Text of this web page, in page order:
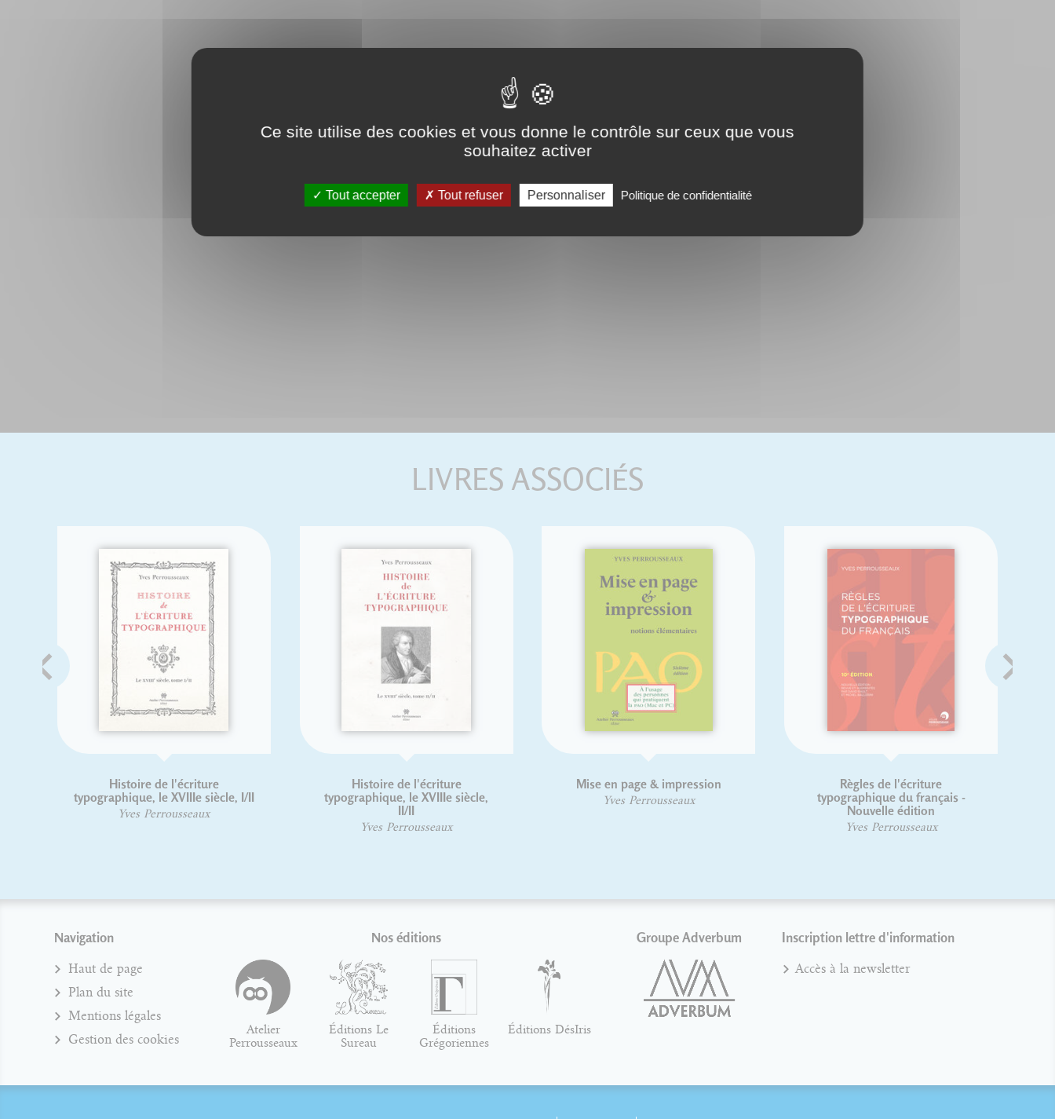
LIVRES ASSOCIÉS
Histoire de l'écriture
typographique, le XVIIIe siècle, I/II
Yves Perrousseaux
Histoire de l'écriture
typographique, le XVIIIe siècle,
II/II
Yves Perrousseaux
Mise en page & impression
Yves Perrousseaux
Règles de l'écriture
typographique du français -
Nouvelle édition
Yves Perrousseaux
Navigation
Haut de page
Plan du site
Mentions légales
Gestion des cookies
Nos éditions
Atelier
Perrousseaux
Éditions Le
Sureau
Éditions
Grégoriennes
Éditions DésIris
Groupe Adverbum Inscription lettre d'information
Accès à la newsletter
Ce site utilise des cookies et vous donne le contrôle sur ceux que vous
souhaitez activer
Tout accepter Tout refuser Personnaliser Politique de confidentialité